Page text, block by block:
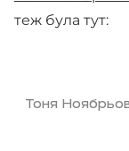
теж була тут:
Тоня